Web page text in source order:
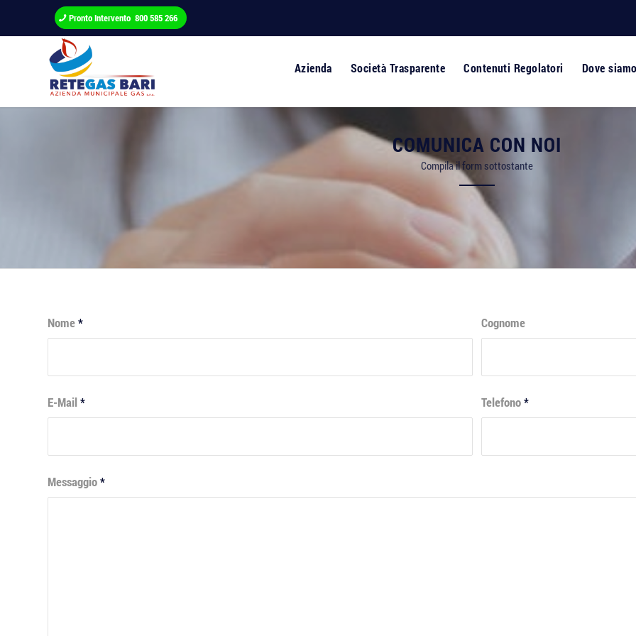
Pronto Intervento 800 585 266
Azienda Società Trasparente Contenuti Regolatori Dove siamo
COMUNICA CON NOI
Compila il form sottostante
Nome* Cognome
E-Mail* Telefono*
Messaggio*